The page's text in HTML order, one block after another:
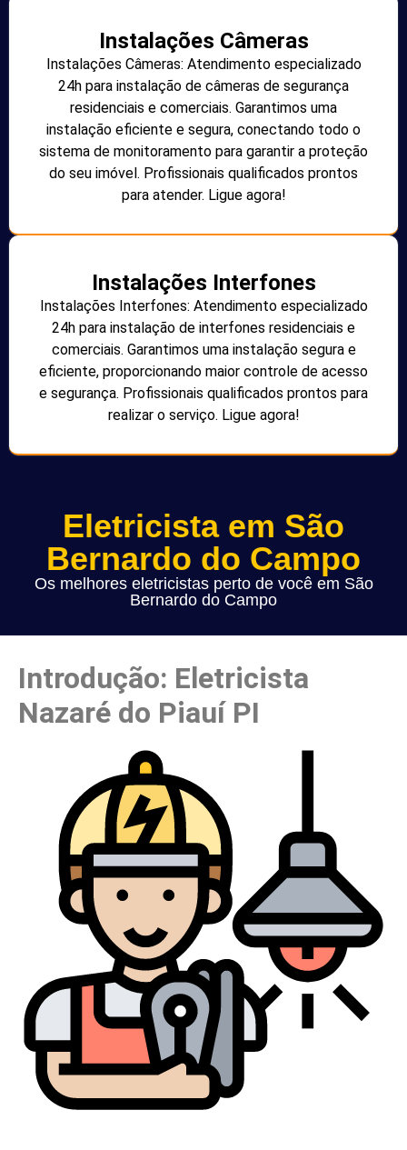
Instalações Câmeras
Instalações Câmeras: Atendimento especializado
24h para instalação de câmeras de segurança
residenciais e comerciais. Garantimos uma
instalação eficiente e segura, conectando todo o
sistema de monitoramento para garantir a proteção
do seu imóvel. Profissionais qualificados prontos
para atender. Ligue agora!
Instalações Interfones
Instalações Interfones: Atendimento especializado
24h para instalação de interfones residenciais e
comerciais. Garantimos uma instalação segura e
eficiente, proporcionando maior controle de acesso
e segurança. Profissionais qualificados prontos para
realizar o serviço. Ligue agora!
Eletricista em São
Bernardo do Campo
Os melhores eletricistas perto de você em São
Bernardo do Campo
Introdução: Eletricista
Nazaré do Piauí PI